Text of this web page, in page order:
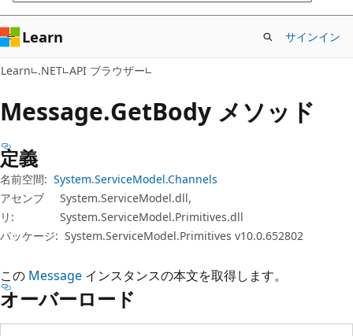
キ
ッ
プ
ン
に
ス
キ
ッ
プ
Learn サインイン
Learn .NET API ブラウザー
Message.GetBody メソッド
定義
名前空間: System.ServiceModel.Channels
アセンブ
リ:
System.ServiceModel.dll,
System.ServiceModel.Primitives.dll
パッケージ: System.ServiceModel.Primitives v10.0.652802
この Message インスタンスの本文を取得します。
オーバーロード